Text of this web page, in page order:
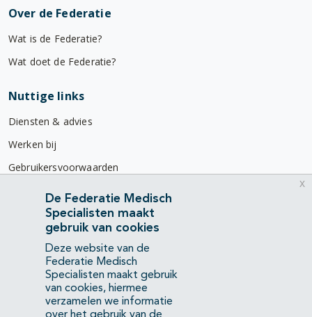
Over de Federatie
Wat is de Federatie?
Wat doet de Federatie?
Nuttige links
Diensten & advies
Werken bij
Gebruikersvoorwaarden
Privacyverklaring
Contact
Mercatorlaan 1200
3528 BL Utrecht
(088) 505 34 34
info@richtlijnendatabase.nl
De Federatie Medisch
Specialisten maakt
gebruik van cookies
Deze website van de
Federatie Medisch
Specialisten maakt gebruik
van cookies, hiermee
verzamelen we informatie
x